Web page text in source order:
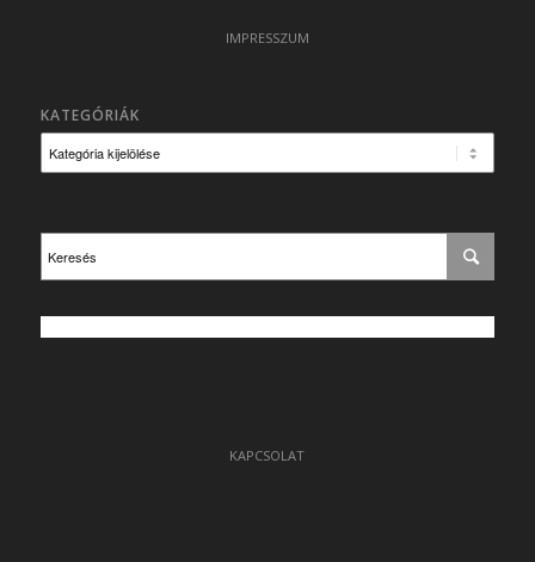
IMPRESSZUM
KATEGÓRIÁK
KAPCSOLAT